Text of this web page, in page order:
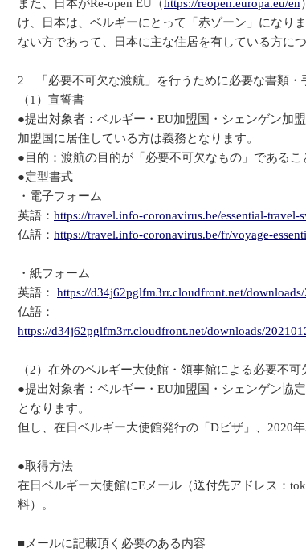
また、日本がRe-open EU（ https://reopen.europa.eu/en
け、日本は、ベルギーにとって「赤ゾーン」になり
ない方であって、日本に主な住居を有している方に
2 「必要不可欠な渡航」を行うために必要な書類・
（1）宣誓書
●提出対象者：ベルギー・EU加盟国・シェンゲン加
加盟国に居住している方は義務となります。
●目的：渡航の目的が「必要不可欠なもの」であるこ
●定型書式
・電子フォーム
英語： https://travel.info-coronavirus.be/essential-travel-
仏語： https://travel.info-coronavirus.be/fr/voyage-
・紙フォーム
英語： https://d34j62pglfm3rr.cloudfront.net/
仏語：
https://d34j62pglfm3rr.cloudfront.net/downloads/
（2）在外のベルギー大使館・領事館による必要不
●提出対象者：ベルギー・EU加盟国・シェンゲン協
となります。
但し、在日ベルギー大使館発行の「Dビザ」、2020
●取得方法
在日ベルギー大使館にEメール（送付先アドレス：
料）。
■メールに記載頂く必要のある内容